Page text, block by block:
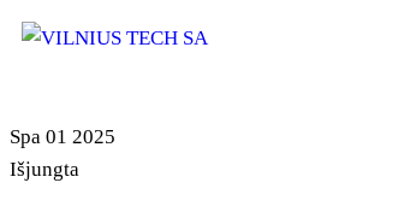
Spa 01 2025
Išjungta